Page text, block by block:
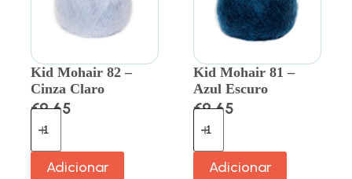
Kid Mohair 82 –
Cinza Claro
€9.65
Adicionar
Kid Mohair 81 –
Azul Escuro
€9.65
Adicionar